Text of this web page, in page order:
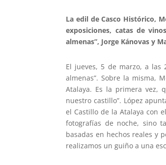
La edil de Casco Histórico,
exposiciones, catas de
almenas”, Jorge Kánovas y
El jueves, 5 de marzo, a las
almenas”. Sobre la misma,
Atalaya. Es la primera vez,
nuestro castillo”. López
el Castillo de la Atalaya con
fotografías de noche, sino
basadas en hechos reales y
realizamos un guiño a una